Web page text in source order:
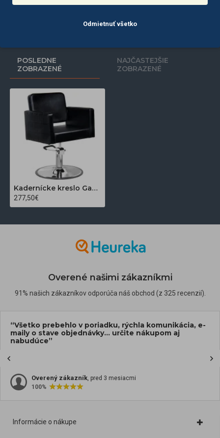
POSLEDNE
ZOBRAZENÉ
NAJČASTEJŠIE
ZOBRAZENÉ
Kadernícke kreslo Gabbiano Ankara čierne
277,50€
Overené našimi zákazníkmi
91% našich zákazníkov odporúča náš obchod (z 325 recenzií).
“Všetko prebehlo v poriadku, rýchla komunikácia, e-
maily o stave objednávky... určite nákupom aj
nabudúce”
Overený zákazník, pred 3 mesiacmi
100%
Informácie o nákupe
Odmietnuť všetko